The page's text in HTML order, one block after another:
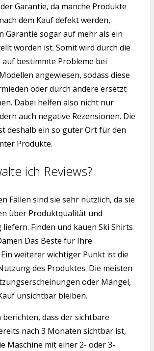
Garantie, da manche Produkte
dem Kauf defekt werden,
Garantie sogar auf mehr als ein
worden ist. Somit wird durch die
auf bestimmte Probleme bei
angewiesen, sodass diese
oder durch andere ersetzt
Dabei helfen also nicht nur
auch negative Rezensionen. Die
deshalb ein so guter Ort für den
Produkte.
ich Reviews?
Fällen sind sie sehr nützlich, da sie
über Produktqualität und
Finden und kauen Ski Shirts
Das Beste für Ihre
weiterer wichtiger Punkt ist die
des Produktes. Die meisten
oder Mängel,
unsichtbar bleiben.
berichten, dass der sichtbare
nach 3 Monaten sichtbar ist,
Maschine mit einer 2- oder 3-